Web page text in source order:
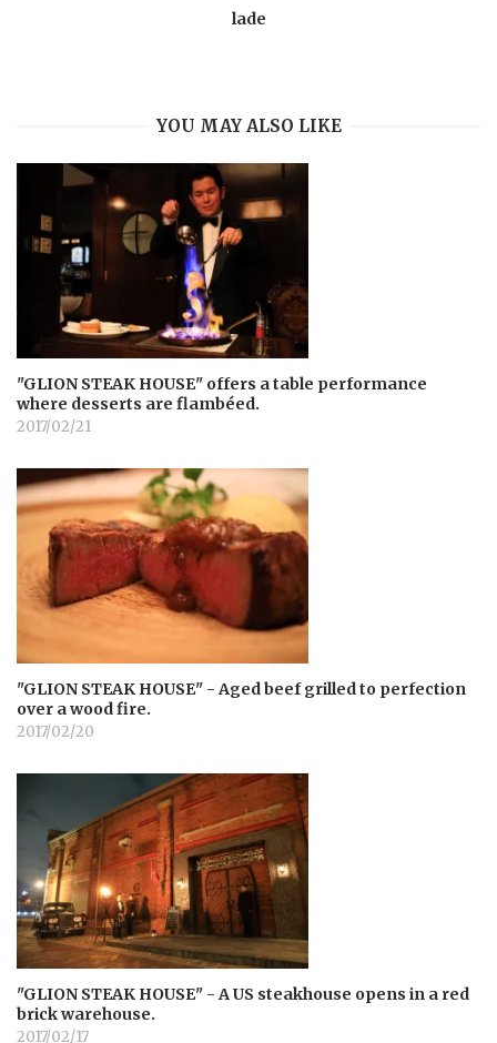
lade
YOU MAY ALSO LIKE
"GLION STEAK HOUSE" offers a table performance
where desserts are flambéed.
2017/02/21
"GLION STEAK HOUSE" - Aged beef grilled to perfection
over a wood fire.
2017/02/20
"GLION STEAK HOUSE" - A US steakhouse opens in a red
brick warehouse.
2017/02/17